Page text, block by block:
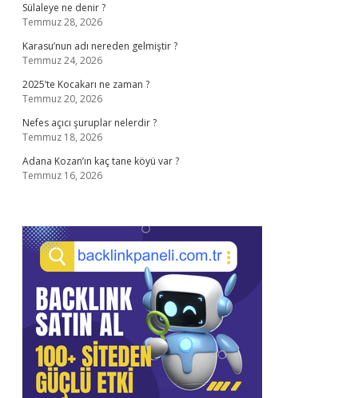
Sülaleye ne denir ?
Temmuz 28, 2026
Karasu’nun adı nereden gelmiştir ?
Temmuz 24, 2026
2025’te Kocakarı ne zaman ?
Temmuz 20, 2026
Nefes açıcı şuruplar nelerdir ?
Temmuz 18, 2026
Adana Kozan’ın kaç tane köyü var ?
Temmuz 16, 2026